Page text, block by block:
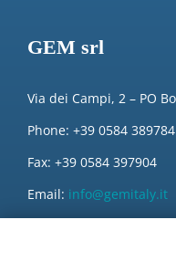
GEM srl
Via dei Campi, 2 – PO
Phone: +39 0584 389784
Fax: +39 0584 397904
Email: info@gemitaly.it